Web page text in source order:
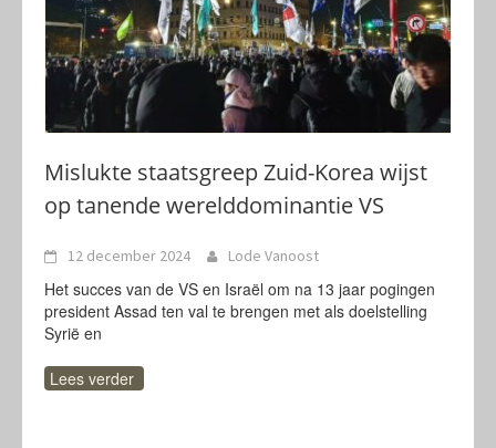
Mislukte staatsgreep Zuid-Korea wijst
op tanende werelddominantie VS
12 december 2024 Lode Vanoost
Het succes van de VS en Israël om na 13 jaar pogingen
president Assad ten val te brengen met als doelstelling
Syrië en
Lees verder